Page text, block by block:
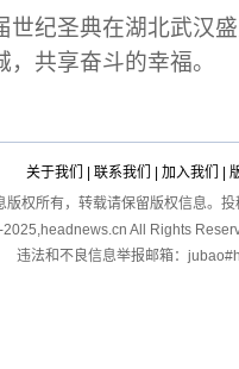
世纪圣典在湖北武汉
共享奋斗的幸福。
关于我们 联系我们 加入我们
版权所有，转载请保留版权信息。
All Rights
违法和不良信息举报邮箱：